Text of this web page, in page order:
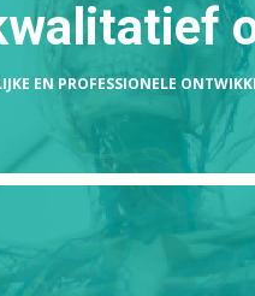
EN PROFESSIONELE